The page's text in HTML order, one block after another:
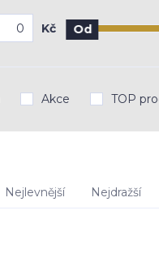
Kč Od
Akce TOP
Nejlevnější Nejdražší